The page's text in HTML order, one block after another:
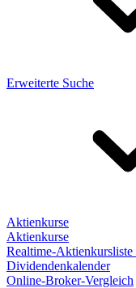
Erweiterte Suche
Aktienkurse
Aktienkurse
Realtime-
Dividendenkalender
Online-Broker-Vergleich